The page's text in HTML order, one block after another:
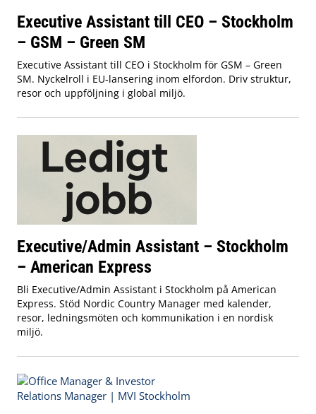
Executive Assistant till CEO – Stockholm
– GSM – Green SM
Executive Assistant till CEO i Stockholm för GSM – Green
SM. Nyckelroll i EU‑lansering inom elfordon. Driv struktur,
resor och uppföljning i global miljö.
Executive/Admin Assistant – Stockholm
– American Express
Bli Executive/Admin Assistant i Stockholm på American
Express. Stöd Nordic Country Manager med kalender,
resor, ledningsmöten och kommunikation i en nordisk
miljö.